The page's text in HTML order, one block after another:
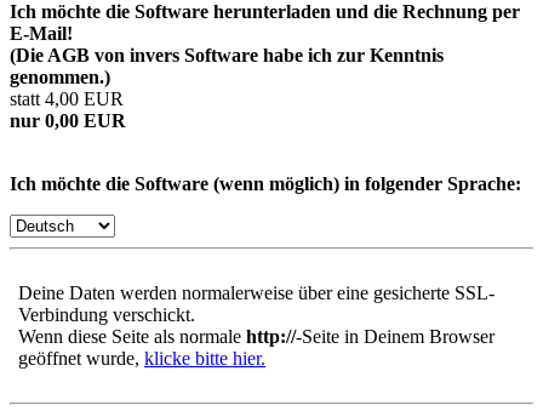
Ich möchte die Software herunterladen und die Rechnung per
E-Mail!
(Die AGB von invers Software habe ich zur Kenntnis
genommen.)
statt 4,00 EUR
nur 0,00 EUR
Ich möchte die Software (wenn möglich) in folgender Sprache:
Deine Daten werden normalerweise über eine gesicherte SSL-
Verbindung verschickt.
Wenn diese Seite als normale http://-Seite in Deinem Browser
geöffnet wurde, klicke bitte hier.